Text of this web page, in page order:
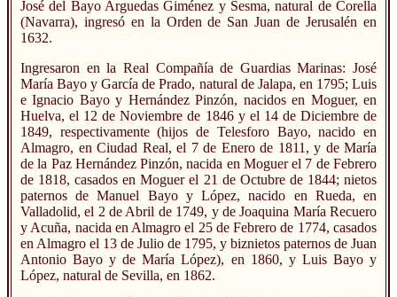
José del Bayo Arguedas Giménez y Sesma, natural de Corella
(Navarra), ingresó en la Orden de San Juan de Jerusalén en
1632.
Ingresaron en la Real Compañía de Guardias Marinas: José
María Bayo y García de Prado, natural de Jalapa, en 1795; Luis
e Ignacio Bayo y Hernández Pinzón, nacidos en Moguer, en
Huelva, el 12 de Noviembre de 1846 y el 14 de Diciembre de
1849, respectivamente (hijos de Telesforo Bayo, nacido en
Almagro, en Ciudad Real, el 7 de Enero de 1811, y de María
de la Paz Hernández Pinzón, nacida en Moguer el 7 de Febrero
de 1818, casados en Moguer el 21 de Octubre de 1844; nietos
paternos de Manuel Bayo y López, nacido en Rueda, en
Valladolid, el 2 de Abril de 1749, y de Joaquina María Recuero
y Acuña, nacida en Almagro el 25 de Febrero de 1774, casados
en Almagro el 13 de Julio de 1795, y biznietos paternos de Juan
Antonio Bayo y de María López), en 1860, y Luis Bayo y
López, natural de Sevilla, en 1862.